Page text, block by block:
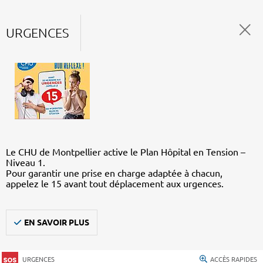
URGENCES
Le CHU de Montpellier active le Plan Hôpital en Tension –
Niveau 1.
Pour garantir une prise en charge adaptée à chacun,
appelez le 15 avant tout déplacement aux urgences.
EN SAVOIR PLUS
URGENCES ACCÈS RAPIDES